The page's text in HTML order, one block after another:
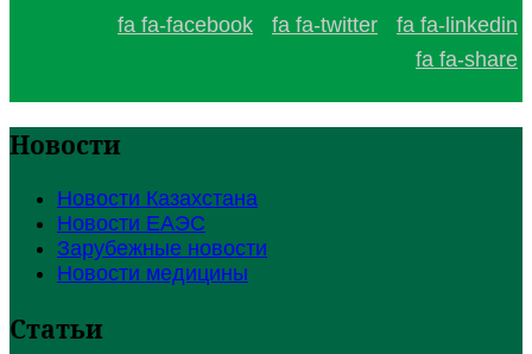
fa fa-facebook fa fa-twitter
fa fa-linkedin
fa fa-share
Новости
Новости Казахстана
Новости ЕАЭС
Зарубежные новости
Новости медицины
Статьи